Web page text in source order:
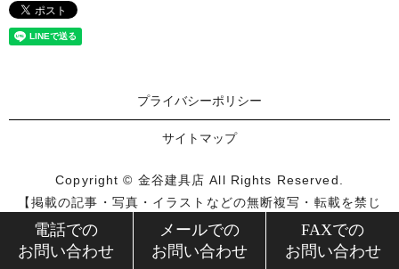
電話での
お問い合わせ
メールでの
お問い合わせ
FAXでの
お問い合わせ
プライバシーポリシー
サイトマップ
Copyright © 金谷建具店 All Rights Reserved.
【掲載の記事・写真・イラストなどの無断複写・転載を禁じ
ます】